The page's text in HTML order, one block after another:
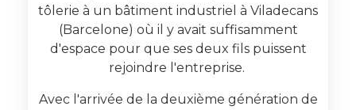
tôlerie à un bâtiment industriel à Viladecans
(Barcelone) où il y avait suffisamment
d'espace pour que ses deux fils puissent
rejoindre l'entreprise.
Avec l'arrivée de la deuxième génération de